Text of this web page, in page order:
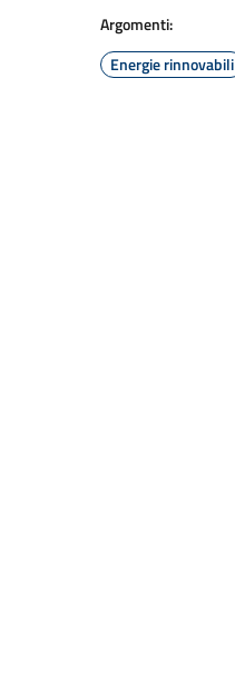
Argomenti:
Energie rinnovabili